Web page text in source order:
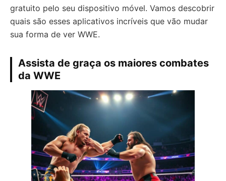
gratuito pelo seu dispositivo móvel. Vamos descobrir
quais são esses aplicativos incríveis que vão mudar
sua forma de ver WWE.
Assista de graça os maiores combates
da WWE